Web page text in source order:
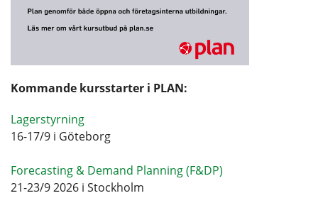
Kommande kursstarter i PLAN:
Lagerstyrning
16-17/9 i Göteborg
Forecasting & Demand Planning (F&DP)
21-23/9 2026 i Stockholm